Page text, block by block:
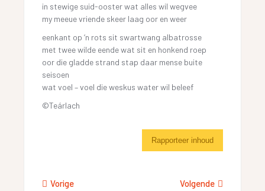
in stewige suid-ooster wat alles wil wegvee
my meeue vriende skeer laag oor en weer
eenkant op ‘n rots sit swartwang albatrosse
met twee wilde eende wat sit en honkend roep
oor die gladde strand stap daar mense buite
seisoen
wat voel – voel die weskus water wil beleef
©Teárlach
Rapporteer inhoud
Vorige Volgende